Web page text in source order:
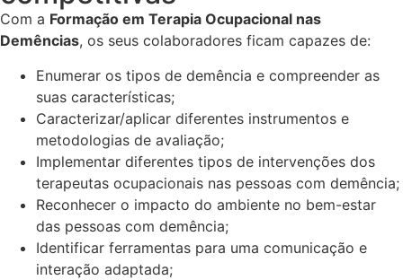
Com a Formação em Terapia Ocupacional nas
Demências, os seus colaboradores ficam capazes de:
Enumerar os tipos de demência e compreender as
suas características;
Caracterizar/aplicar diferentes instrumentos e
metodologias de avaliação;
Implementar diferentes tipos de intervenções dos
terapeutas ocupacionais nas pessoas com demência;
Reconhecer o impacto do ambiente no bem-estar
das pessoas com demência;
Identificar ferramentas para uma comunicação e
interação adaptada;